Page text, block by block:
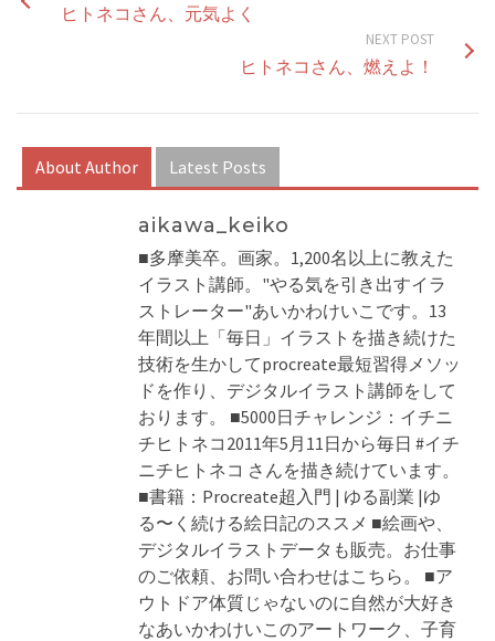
ヒトネコさん、元気よく
NEXT POST
ヒトネコさん、燃えよ！
About Author Latest Posts
aikawa_keiko
■多摩美卒。画家。1,200名以上に教えた
イラスト講師。"やる気を引き出すイラ
ストレーター"あいかわけいこです。13
年間以上「毎日」イラストを描き続けた
技術を生かしてprocreate最短習得メソッ
ドを作り、デジタルイラスト講師をして
おります。 ■5000日チャレンジ：イチニ
チヒトネコ2011年5月11日から毎日 #イチ
ニチヒトネコ さんを描き続けています。
■書籍：Procreate超入門 | ゆる副業 |ゆ
る〜く続ける絵日記のススメ ■絵画や、
デジタルイラストデータも販売。お仕事
のご依頼、お問い合わせはこちら。 ■ア
ウトドア体質じゃないのに自然が大好き
なあいかわけいこのアートワーク、子育